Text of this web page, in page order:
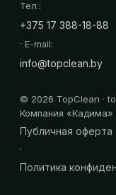
Тел.:
+375 17 388-18-88
· E-mail:
info@topclean.by
© 2026 TopClean ·
Компания «Кадима»
Публичная оферта
·
Политика